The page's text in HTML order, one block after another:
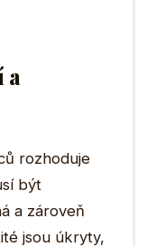
a
rozhoduje
být
a zároveň
jsou úkryty,